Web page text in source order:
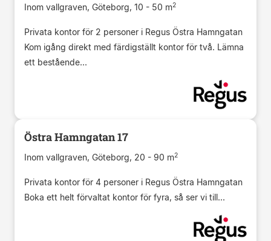
Inom vallgraven, Göteborg, 10 - 50 m2
Privata kontor för 2 personer i Regus Östra Hamngatan
Kom igång direkt med färdigställt kontor för två. Lämna
ett bestående...
Östra Hamngatan 17
Inom vallgraven, Göteborg, 20 - 90 m2
Privata kontor för 4 personer i Regus Östra Hamngatan
Boka ett helt förvaltat kontor för fyra, så ser vi till...